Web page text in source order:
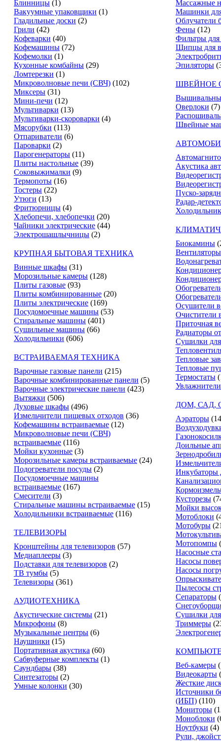
Блинницы (1)
Вакуумные упаковщики (1)
Гладильные доски (2)
Грили (42)
Кофеварки (40)
Кофемашины (72)
Кофемолки (1)
Кухонные комбайны (29)
Ломтерезки (1)
Микроволновые печи (СВЧ) (102)
Миксеры (31)
Мини-печи (12)
Мультиварки (13)
Мультиварки-скороварки (4)
Мясорубки (113)
Отпариватели (6)
Пароварки (2)
Парогенераторы (11)
Плиты настольные (39)
Соковыжималки (9)
Термопоты (16)
Тостеры (22)
Утюги (13)
Фритюрницы (4)
Хлебопечи, хлебопечки (20)
Чайники электрические (44)
Электрошашлычницы (2)
КРУПНАЯ БЫТОВАЯ ТЕХНИКА
Винные шкафы (31)
Морозильные камеры (128)
Плиты газовые (93)
Плиты комбинированные (20)
Плиты электрические (169)
Посудомоечные машины (53)
Стиральные машины (401)
Сушильные машины (66)
Холодильники (606)
ВСТРАИВАЕМАЯ ТЕХНИКА
Варочные газовые панели (215)
Варочные комбинированные панели (5)
Варочные электрические панели (423)
Вытяжки (506)
Духовые шкафы (496)
Измельчители пищевых отходов (36)
Кофемашины встраиваемые (12)
Микроволновые печи (СВЧ)
встраиваемые (116)
Мойки кухонные (3)
Морозильные камеры встраиваемые (24)
Подогреватели посуды (2)
Посудомоечные машины
встраиваемые (167)
Смесители (3)
Стиральные машины встраиваемые (15)
Холодильники встраиваемые (116)
ТЕЛЕВИЗОРЫ
Кронштейны для телевизоров (57)
Медиаплееры (3)
Подставки для телевизоров (2)
ТВ тумбы (5)
Телевизоры (361)
АУДИОТЕХНИКА
Акустические системы (21)
Микрофоны (8)
Музыкальные центры (6)
Наушники (15)
Портативная акустика (60)
Сабвуферные комплекты (1)
Саундбары (38)
Синтезаторы (2)
Умные колонки (30)
Массажные
Машинки
Облучатели
Фены (12)
Фильтры
Щипцы для
Эпиляторы
ШВЕЙНОЕ
Оверлоки (7)
Швейные
Акустика
Пуско-
Радар-
Биокамины
Вентиляторы
Осушители
Очистители
Приточная
Радиаторы
Сушилки
Тепловые
Тепловые
Термостаты
ДОМ, САД,
Аэраторы
Доильные
Инкубаторы
Кусторезы
Мойки
Мотоблоки
Мотобуры
Мотопомпы
Насосные
Насосы
Насосы
Пылесосы
Сепараторы
Сушилки
Триммеры
Веб-камеры
Видеокарты
Жесткие
Источники
(ИБП) (110)
Мониторы
Моноблоки
Ноутбуки (4)
Рули,